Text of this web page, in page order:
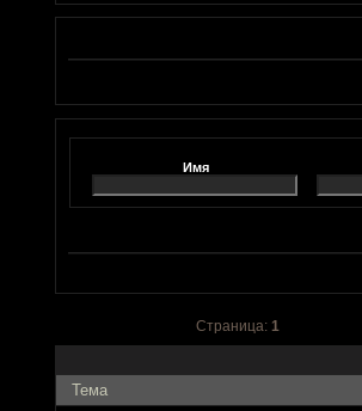
Имя
Страница: 1
Тема